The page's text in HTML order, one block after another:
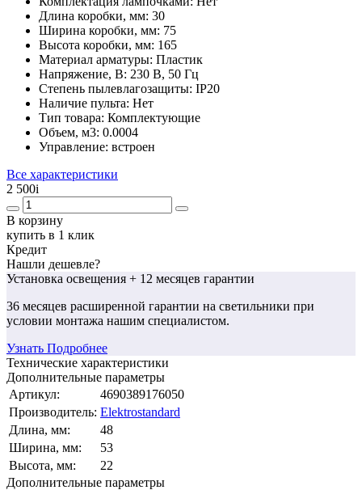
Длина коробки, мм: 30
Ширина коробки, мм: 75
Высота коробки, мм: 165
Материал арматуры: Пластик
Напряжение, В: 230 В, 50 Гц
Степень пылевлагозащиты: IP20
Наличие пульта: Нет
Тип товара: Комплектующие
Объем, м3: 0.0004
Управление: встроен
Все характеристики
2 500i
В корзину
купить в 1 клик
Кредит
Нашли дешевле?
Установка освещения + 12 месяцев гарантии
36 месяцев расширенной гарантии на светильники при
условии монтажа нашим специалистом.
Узнать Подробнее
Технические характеристики
Дополнительные параметры
Артикул:
4690389176050
Производитель: Elektrostandard
Длина, мм:
48
Ширина, мм:
53
Высота, мм:
22
Дополнительные параметры